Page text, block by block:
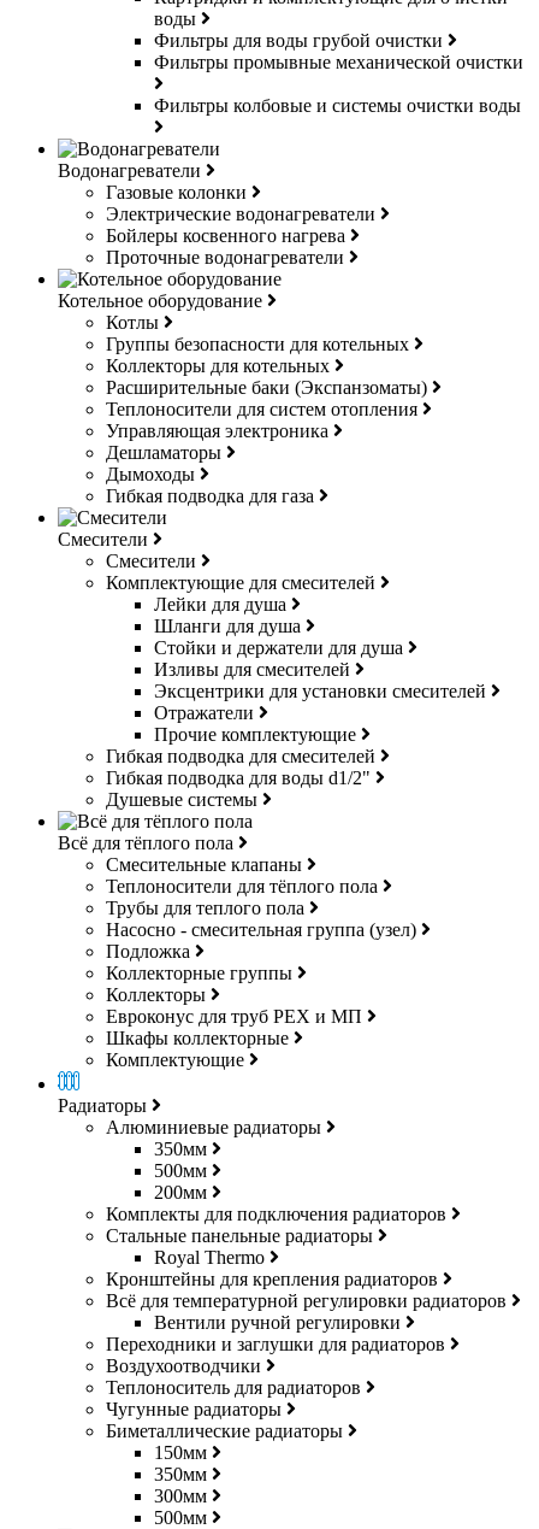
воды
Фильтры для воды грубой очистки
Фильтры промывные механической очистки
Фильтры колбовые и системы очистки воды
Водонагреватели
Газовые колонки
Электрические водонагреватели
Бойлеры косвенного нагрева
Проточные водонагреватели
Котельное оборудование
Котлы
Группы безопасности для котельных
Коллекторы для котельных
Расширительные баки (Экспанзоматы)
Теплоносители для систем отопления
Управляющая электроника
Дешламаторы
Дымоходы
Гибкая подводка для газа
Смесители
Смесители
Комплектующие для смесителей
Лейки для душа
Шланги для душа
Стойки и держатели для душа
Изливы для смесителей
Эксцентрики для установки смесителей
Отражатели
Прочие комплектующие
Гибкая подводка для смесителей
Гибкая подводка для воды d1/2"
Душевые системы
Всё для тёплого пола
Смесительные клапаны
Теплоносители для тёплого пола
Трубы для теплого пола
Насосно - смесительная группа (узел)
Подложка
Коллекторные группы
Коллекторы
Евроконус для труб РЕХ и МП
Шкафы коллекторные
Комплектующие
Радиаторы
Алюминиевые радиаторы
350мм
500мм
200мм
Комплекты для подключения радиаторов
Стальные панельные радиаторы
Royal Thermo
Кронштейны для крепления радиаторов
Всё для температурной регулировки радиаторов
Вентили ручной регулировки
Переходники и заглушки для радиаторов
Воздухоотводчики
Теплоноситель для радиаторов
Чугунные радиаторы
Биметаллические радиаторы
150мм
350мм
300мм
500мм